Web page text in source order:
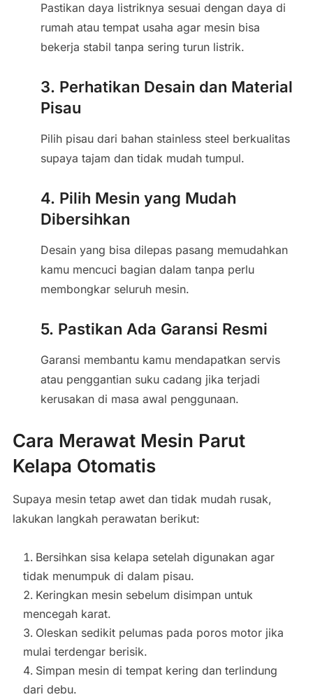
Pastikan daya listriknya sesuai dengan daya di
rumah atau tempat usaha agar mesin bisa
bekerja stabil tanpa sering turun listrik.
3. Perhatikan Desain dan Material
Pisau
Pilih pisau dari bahan stainless steel berkualitas
supaya tajam dan tidak mudah tumpul.
4. Pilih Mesin yang Mudah
Dibersihkan
Desain yang bisa dilepas pasang memudahkan
kamu mencuci bagian dalam tanpa perlu
membongkar seluruh mesin.
5. Pastikan Ada Garansi Resmi
Garansi membantu kamu mendapatkan servis
atau penggantian suku cadang jika terjadi
kerusakan di masa awal penggunaan.
Cara Merawat Mesin Parut
Kelapa Otomatis
Supaya mesin tetap awet dan tidak mudah rusak,
lakukan langkah perawatan berikut:
Bersihkan sisa kelapa setelah digunakan agar
tidak menumpuk di dalam pisau.
Keringkan mesin sebelum disimpan untuk
mencegah karat.
Oleskan sedikit pelumas pada poros motor jika
mulai terdengar berisik.
Simpan mesin di tempat kering dan terlindung
dari debu.